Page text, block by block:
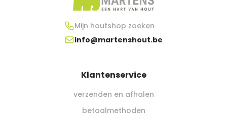
Mijn houtshop zoeken
info@martenshout.be
Klantenservice
verzenden en afhalen
betaalmethoden